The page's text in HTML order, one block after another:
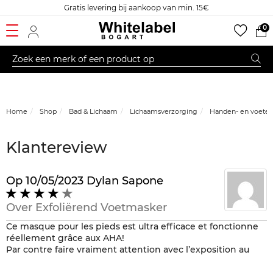
Gratis levering bij aankoop van min. 15€
0
Home Shop Bad & Lichaam Lichaamsverzorging Handen- en
Klantereview
Op 10/05/2023 Dylan Sapone
4
op
5
Over Exfoliërend Voetmasker
Ce masque pour les pieds est ultra efficace et fonctionne
réellement grâce aux AHA!
Par contre faire vraiment attention avec l’exposition au